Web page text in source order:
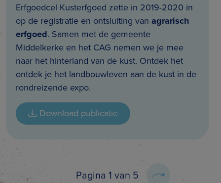
Erfgoedcel Kusterfgoed zette in 2019-2020 in
op de registratie en ontsluiting van agrarisch
erfgoed. Samen met de gemeente
Middelkerke en het CAG nemen we je mee
naar het hinterland van de kust. Ontdek het
ontdek je het landbouwleven aan de kust in de
rondreizende expo.
Download publicatie
Pagina 1 van 5